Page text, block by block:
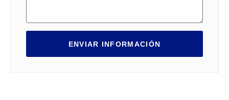
ENVIAR INFORMACIÓN